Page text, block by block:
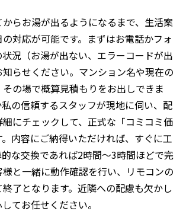
らお湯が出るようになるまで、生活案
対応が可能です。まずはお電話かフォ
況（お湯が出ない、エラーコードが出
らせください。マンション名や現在の
の場で概算見積もりをお出しできま
の信頼するスタッフが現地に伺い、配
にチェックして、正式な「コミコミ価
内容にご納得いただければ、すぐに工
な交換であれば2時間〜3時間ほどで完
と一緒に動作確認を行い、リモコンの
了となります。近隣への配慮も欠かし
てお任せください。